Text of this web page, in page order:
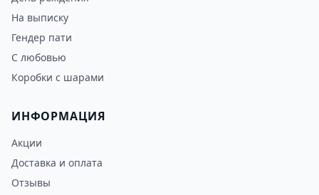
На выписку
Гендер пати
С любовью
Коробки с шарами
ИНФОРМАЦИЯ
Акции
Доставка и оплата
Отзывы